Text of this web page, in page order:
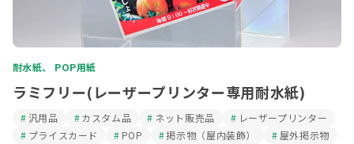
耐水紙、 POP用紙
ラミフリー(レーザープリンター専用耐水紙)
汎用品 カスタム品 ネット販売品
レーザープリンター
プライスカード
POP 掲示物（屋内装飾）
屋外掲示物